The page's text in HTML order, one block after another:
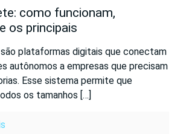
como funcionam,
os principais
plataformas digitais que conectam
autônomos a empresas que precisam
Esse sistema permite que
os tamanhos […]